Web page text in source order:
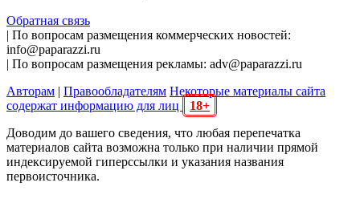
Обратная связь
| По вопросам размещения коммерческих новостей:
info@paparazzi.ru
| По вопросам размещения рекламы: adv@paparazzi.ru
Авторам | Правообладателям Некоторые материалы сайта
содержат информацию для лиц
18+
Доводим до вашего сведения, что любая перепечатка
материалов сайта возможна только при наличии прямой
индексируемой гиперссылки и указания названия
первоисточника.